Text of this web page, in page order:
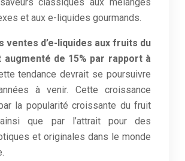
et aux e-liquides gourmands.
ventes d’e-liquides aux fruits du
augmenté de 15% par rapport à
tendance devrait se poursuivre
à venir. Cette croissance
la popularité croissante du fruit
que par l’attrait pour des
et originales dans le monde